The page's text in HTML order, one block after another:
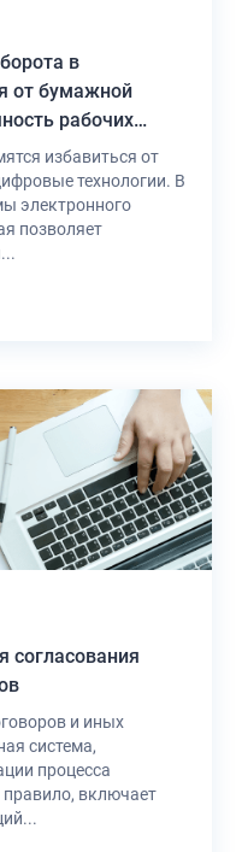
в
от бумажной
рабочих
избавиться от
технологии. В
электронного
позволяет
согласования
и иных
система,
процесса
правило, включает